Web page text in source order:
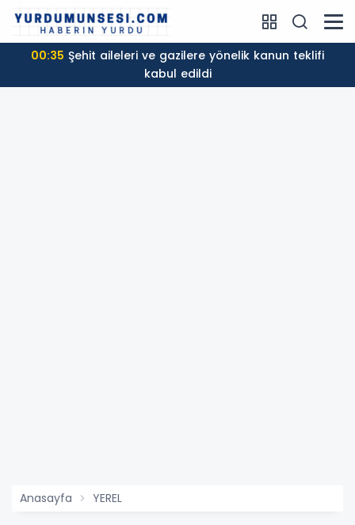
00:35
kabul edildi
Anasayfa YEREL